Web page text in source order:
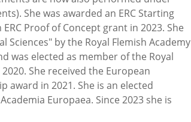
She was awarded an ERC Starting
Proof of Concept grant in 2023. She
by the Royal Flemish Academy
was elected as member of the Royal
She received the European
award in 2021. She is an elected
Europaea. Since 2023 she is